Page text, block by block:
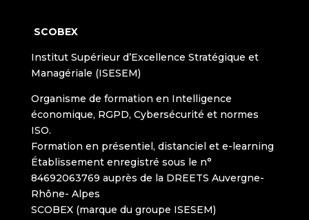
SCOBEX
Institut Supérieur d’Excellence Stratégique et
Managériale (ISESEM)
Organisme de formation en Intelligence
économique, RGPD, Cybersécurité et normes
ISO.
Formation en présentiel, distanciel et e-learning
Établissement enregistré sous le n°
84692063769 auprès de la DREETS Auvergne-
Rhône- Alpes
SCOBEX (marque du groupe ISESEM)